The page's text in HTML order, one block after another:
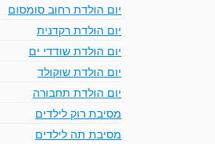
יום הולדת רחוב סומסום
יום הולדת רקדנית
יום הולדת שודדי ים
יום הולדת שוקולד
יום הולדת תחבורה
מסיבת רוק לילדים
מסיבת תה לילדים